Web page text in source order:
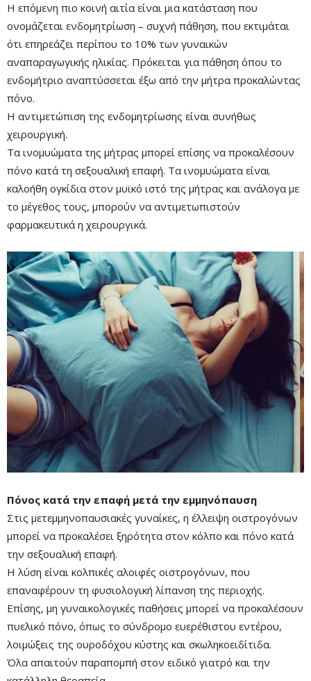
Η επόμενη πιο κοινή αιτία είναι μια κατάσταση που
ονομάζεται ενδομητρίωση – συχνή πάθηση, που εκτιμάται
ότι επηρεάζει περίπου το 10% των γυναικών
αναπαραγωγικής ηλικίας. Πρόκειται για πάθηση όπου το
ενδομήτριο αναπτύσσεται έξω από την μήτρα προκαλώντας
πόνο.
Η αντιμετώπιση της ενδομητρίωσης είναι συνήθως
χειρουργική.
Τα ινομυώματα της μήτρας μπορεί επίσης να προκαλέσουν
πόνο κατά τη σεξουαλική επαφή. Τα ινομυώματα είναι
καλοήθη ογκίδια στον μυϊκό ιστό της μήτρας και ανάλογα με
το μέγεθος τους, μπορούν να αντιμετωπιστούν
φαρμακευτικά η χειρουργικά.
Πόνος κατά την επαφή μετά την εμμηνόπαυση
Στις μετεμμηνοπαυσιακές γυναίκες, η έλλειψη οιστρογόνων
μπορεί να προκαλέσει ξηρότητα στον κόλπο και πόνο κατά
την σεξουαλική επαφή.
Η λύση είναι κολπικές αλοιφές οιστρογόνων, που
επαναφέρουν τη φυσιολογική λίπανση της περιοχής.
Επίσης, μη γυναικολογικές παθήσεις μπορεί να προκαλέσουν
πυελικό πόνο, όπως το σύνδρομο ευερέθιστου εντέρου,
λοιμώξεις της ουροδόχου κύστης και σκωληκοειδίτιδα.
Όλα απαιτούν παραπομπή στον ειδικό γιατρό και την